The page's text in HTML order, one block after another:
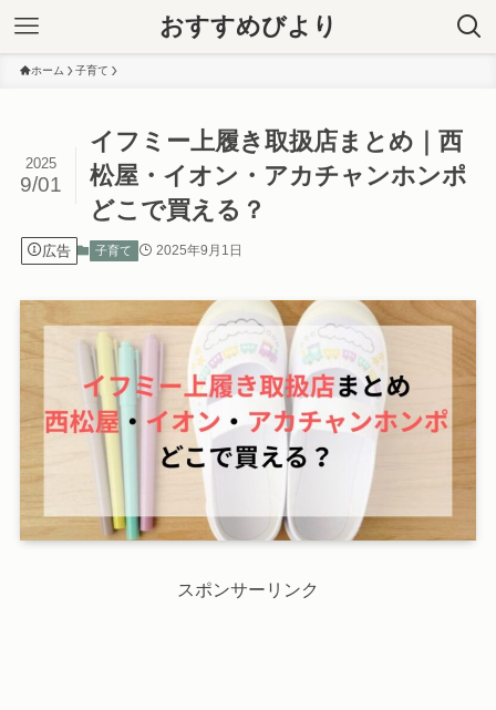
おすすめびより
ホーム 子育て
イフミー上履き取扱店まとめ｜西
松屋・イオン・アカチャンホンポ
どこで買える？
2025
9/01
広告 子育て 2025年9月1日
スポンサーリンク